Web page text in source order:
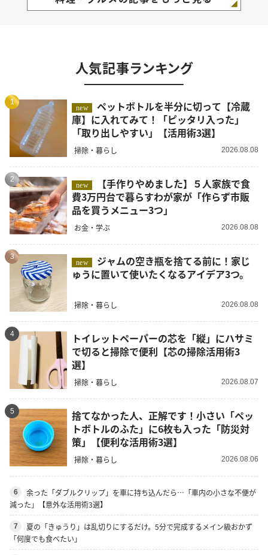
人気記事ランキング
1
new
ペットボトルを半分に切って【冷蔵
庫】に入れてみて！「ピッタリ入った」
「取り出しやすい」【活用術3選】
掃除・暮らし 2026.08.08
2
new
費3万円台で暮らすわが家が「作らず市販
品を買うメニュー3つ」
お金・学ぶ 2026.08.08
3
new
ゅうに置いて使いたくなるアイデア3つ。
掃除・暮らし 2026.08.08
4
トイレットペーパーの芯を「縦」にハサミ
で切ると掃除で便利【芯の掃除活用術3
選】
掃除・暮らし 2026.08.07
5
捨てなかった人、正解です！小さい「ペッ
トボトルのふた」に6枚も入った「防災対
策」【便利な活用術3選】
掃除・暮らし 2026.08.06
6
余った「ダブルクリップ」を車に持ち込んだら…「車内の小さな不便が
減った」【意外な活用術3選】
7
夏の「きゅうり」は乱切りにするだけ。5分で完成するメイン級おかず
「何度でも食べたい」